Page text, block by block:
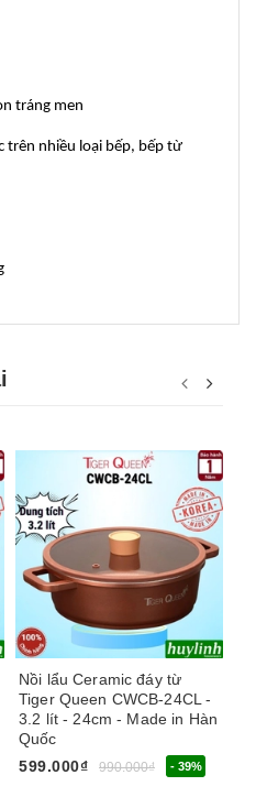
tráng men
trên nhiều loại bếp, bếp từ
Nồi lẩu Ceramic đáy từ
Tiger Queen CWCB-24CL -
3.2 lít - 24cm - Made in Hàn
Quốc
599.000₫
990.000₫ - 39%